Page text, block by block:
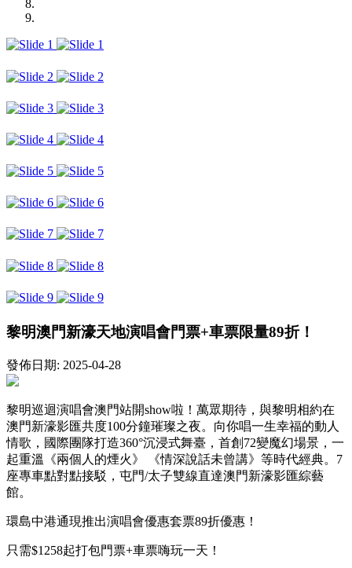
黎明澳門新濠天地演唱會門票+車票限量89折！
發佈日期: 2025-04-28
黎明巡迴演唱會澳門站開show啦！萬眾期待，與黎明相約在
澳門新濠影匯共度100分鐘璀璨之夜。向你唱一生幸福的動人
情歌，國際團隊打造360°沉浸式舞臺，首創72變魔幻場景，一
起重溫《兩個人的煙火》 《情深說話未曾講》等時代經典。7
座專車點對點接駁，屯門/太子雙線直達澳門新濠影匯綜藝
館。
環島中港通現推出演唱會優惠套票89折優惠！
只需$1258起打包門票+車票嗨玩一天！